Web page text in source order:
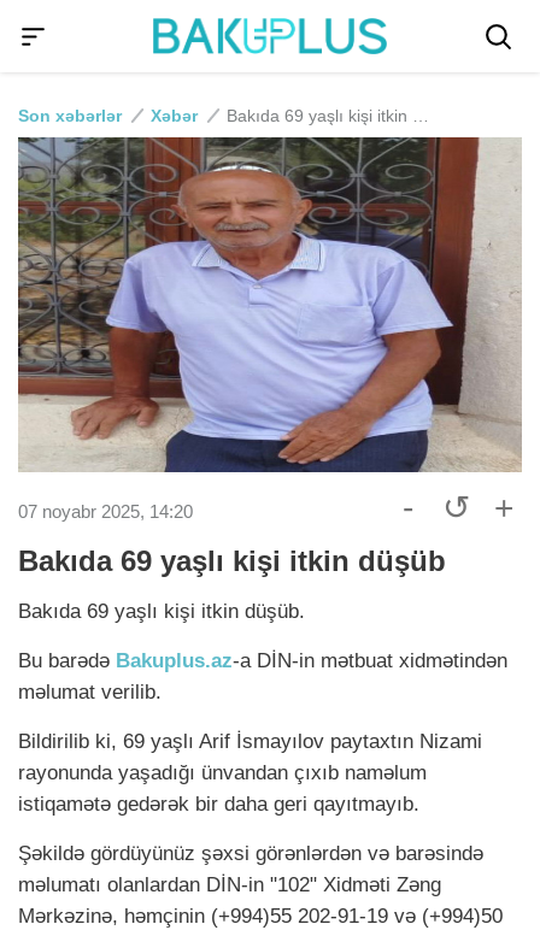
Son xəbərlər Xəbər
07 noyabr 2025, 14:20 - ↺ +
Bakıda 69 yaşlı kişi itkin düşüb
Bakıda 69 yaşlı kişi itkin düşüb.
Bu barədə Bakuplus.az-a DİN-in mətbuat xidmətindən
məlumat verilib.
Bildirilib ki, 69 yaşlı Arif İsmayılov paytaxtın Nizami
rayonunda yaşadığı ünvandan çıxıb naməlum
istiqamətə gedərək bir daha geri qayıtmayıb.
Şəkildə gördüyünüz şəxsi görənlərdən və barəsində
məlumatı olanlardan DİN-in "102" Xidməti Zəng
Mərkəzinə, həmçinin (+994)55 202-91-19 və (+994)50